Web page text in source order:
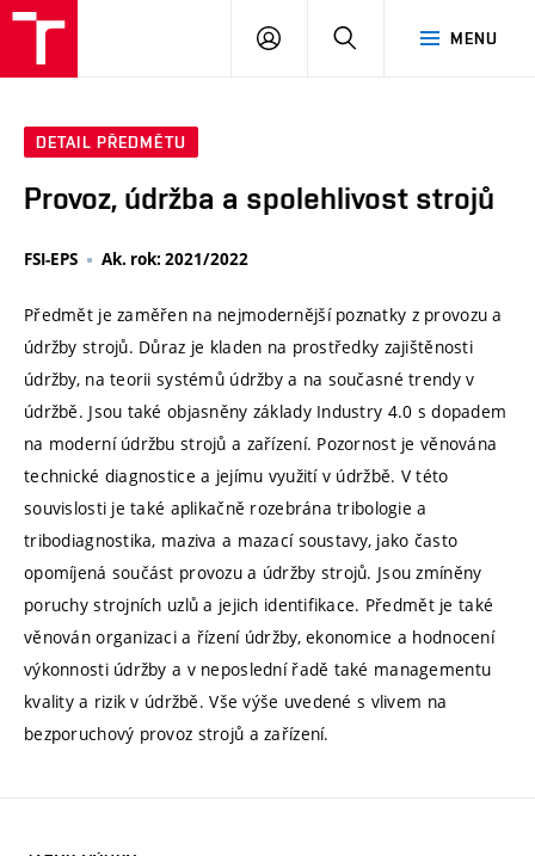
MENU
PŘIHLÁSIT
DETAIL PŘEDMĚTU
Provoz, údržba a spolehlivost strojů
FSI-EPS Ak. rok: 2021/2022
Předmět je zaměřen na nejmodernější poznatky z provozu a
údržby strojů. Důraz je kladen na prostředky zajištěnosti
údržby, na teorii systémů údržby a na současné trendy v
údržbě. Jsou také objasněny základy Industry 4.0 s dopadem
na moderní údržbu strojů a zařízení. Pozornost je věnována
technické diagnostice a jejímu využití v údržbě. V této
souvislosti je také aplikačně rozebrána tribologie a
tribodiagnostika, maziva a mazací soustavy, jako často
opomíjená součást provozu a údržby strojů. Jsou zmíněny
poruchy strojních uzlů a jejich identifikace. Předmět je také
věnován organizaci a řízení údržby, ekonomice a hodnocení
výkonnosti údržby a v neposlední řadě také managementu
kvality a rizik v údržbě. Vše výše uvedené s vlivem na
bezporuchový provoz strojů a zařízení.